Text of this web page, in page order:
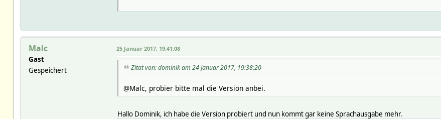
Malc
Gast
Gespeichert
25 Januar 2017, 19:41:08
Zitat von: dominik am 24 Januar 2017, 19:38:20
@Malc, probier bitte mal die Version anbei.
Hallo Dominik, ich habe die Version probiert und nun kommt gar keine Sprachausgabe mehr.